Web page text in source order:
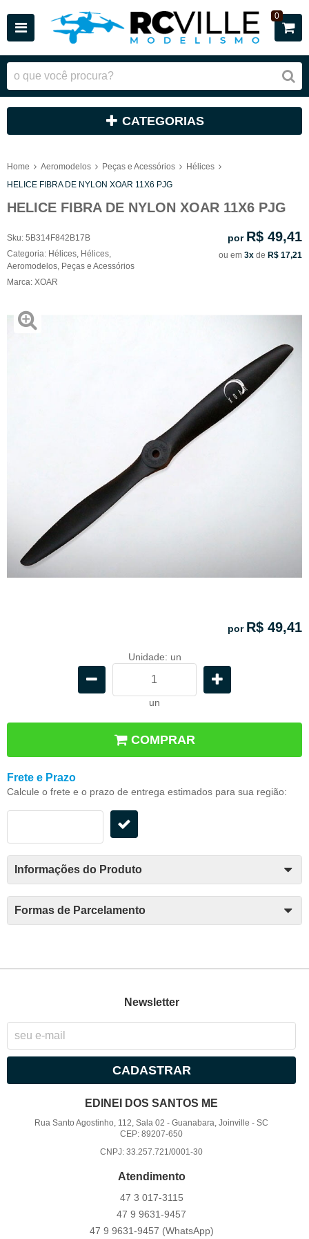
0
CATEGORIAS
Home Aeromodelos Peças e Acessórios
Hélices
HELICE FIBRA DE NYLON XOAR 11X6 PJG
HELICE FIBRA DE NYLON XOAR 11X6 PJG
Sku: 5B314F842B17B
Categoria: Hélices Hélices
Aeromodelos Peças e Acessórios
Marca: XOAR
por R$ 49,41
ou em 3x de R$ 17,21
por R$ 49,41
Unidade: un
un
COMPRAR
Frete e Prazo
Calcule o frete e o prazo de entrega estimados para sua região:
Informações do Produto
Formas de Parcelamento
Newsletter
CADASTRAR
EDINEI DOS SANTOS ME
Rua Santo Agostinho, 112, Sala 02 -Guanabara, Joinville -SC
CEP: 89207-650
CNPJ: 33.257.721/0001-30
Atendimento
47 3 017-3115
47 9 9631-9457
47 9 9631-9457 (WhatsApp)